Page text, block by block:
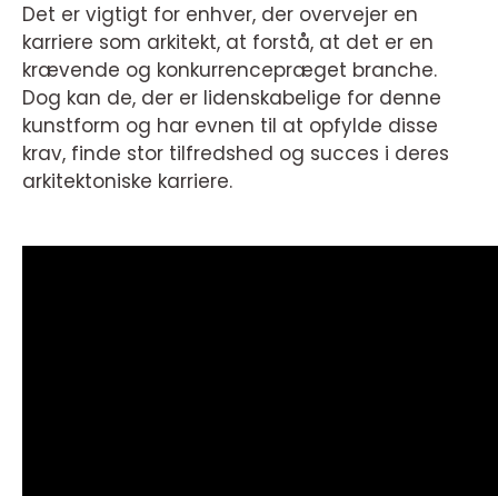
Det er vigtigt for enhver, der overvejer en
karriere som arkitekt, at forstå, at det er en
krævende og konkurrencepræget branche.
Dog kan de, der er lidenskabelige for denne
kunstform og har evnen til at opfylde disse
krav, finde stor tilfredshed og succes i deres
arkitektoniske karriere.